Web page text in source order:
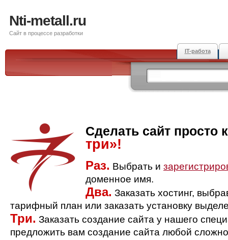
Nti-metall.ru
Сайт в процессе разработки
IT-работа
Сделать сайт просто
три»!
Раз. Выбрать и
доменное имя.
Два. Заказать хостинг,
тарифный план или заказать установку
Три. Заказать создание сайта у нашего
предложить вам создание сайта любой